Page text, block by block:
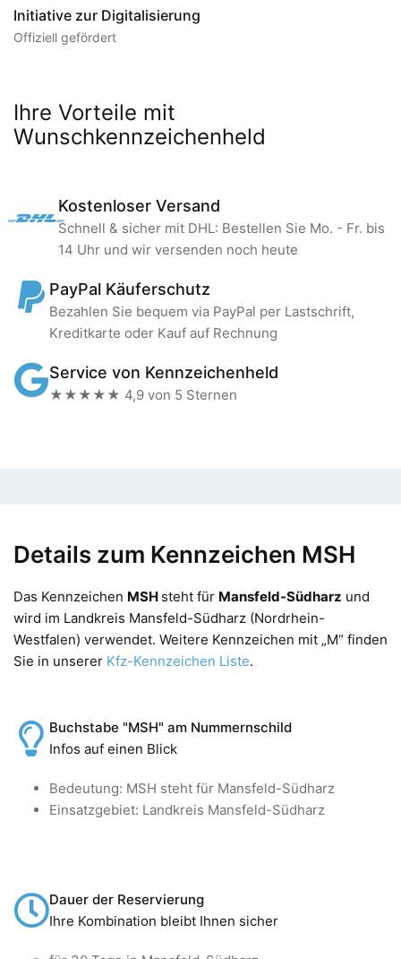
Initiative zur Digitalisierung
Offiziell gefördert
Ihre Vorteile mit
Wunschkennzeichenheld
Kostenloser Versand
Schnell & sicher mit DHL: Bestellen Sie Mo. - Fr. bis
14 Uhr und wir versenden noch heute
PayPal Käuferschutz
Bezahlen Sie bequem via PayPal per Lastschrift,
Kreditkarte oder Kauf auf Rechnung
Service von Kennzeichenheld
★★★★★ 4,9 von 5 Sternen
Details zum Kennzeichen MSH
Das Kennzeichen MSH steht für Mansfeld-Südharz und
wird im Landkreis Mansfeld-Südharz (Nordrhein-
Westfalen) verwendet. Weitere Kennzeichen mit „M“ finden
Sie in unserer Kfz-Kennzeichen Liste.
Buchstabe "MSH" am Nummernschild
Infos auf einen Blick
Bedeutung: MSH steht für Mansfeld-Südharz
Einsatzgebiet: Landkreis Mansfeld-Südharz
Dauer der Reservierung
Ihre Kombination bleibt Ihnen sicher